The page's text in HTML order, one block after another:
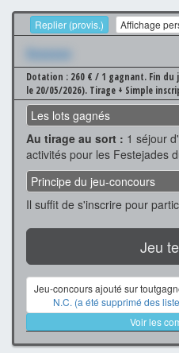
Replier (provis.) Affichage
Xxxxxxx
Dotation : 260 € / 1 gagnant. Fin du
le 20/05/2026). Tirage + Simple
Les lots gagnés
Au tirage au sort : 1 séjour
activités pour les Festejades
Principe du jeu-concours
Il suffit de s'inscrire pour
Jeu
Jeu-concours ajouté sur
N.C. (a été supprimé des
Voir les